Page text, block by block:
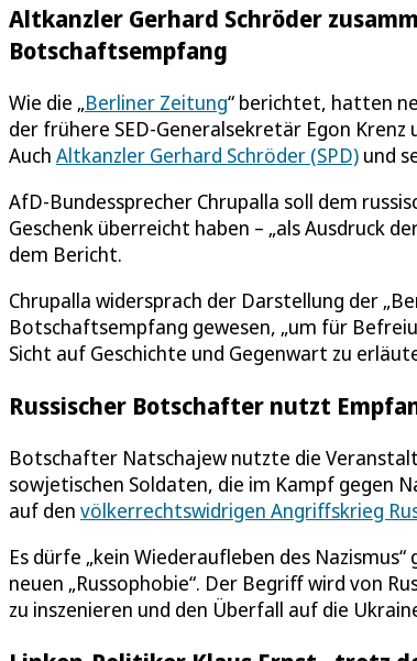
Altkanzler Gerhard Schröder
Botschaftsempfang
Wie die „Berliner Zeitung“ berichtet, hatten
der frühere SED-Generalsekretär Egon Krenz
Auch Altkanzler Gerhard Schröder (SPD) und
AfD-Bundessprecher Chrupalla soll dem
Geschenk überreicht haben – „als Ausdruck
dem Bericht.
Chrupalla widersprach der Darstellung der
Botschaftsempfang gewesen, „um für
Sicht auf Geschichte und Gegenwart zu
Russischer Botschafter nutzt
Botschafter Natschajew nutzte die
sowjetischen Soldaten, die im Kampf gegen
auf den völkerrechtswidrigen Angriffskrieg
Es dürfe „kein Wiederaufleben des
neuen „Russophobie“. Der Begriff wird von
zu inszenieren und den Überfall auf die